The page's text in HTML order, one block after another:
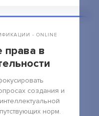
- ONLINE
права в
создания и
норм.